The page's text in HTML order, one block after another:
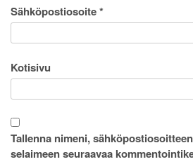
Sähköpostiosoite*
Kotisivu
Tallenna nimeni,
selaimeen seuraavaa